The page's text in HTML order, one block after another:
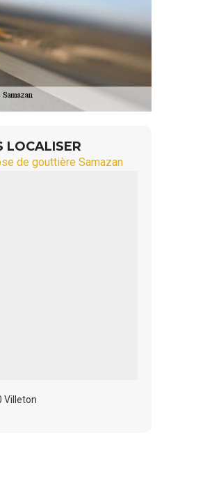
LOCALISER
de gouttière Samazan
Villeton